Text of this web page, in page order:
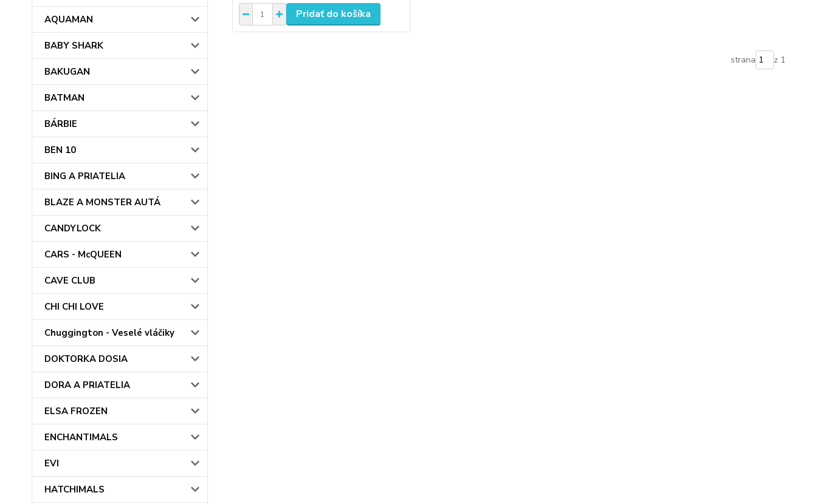
AQUAMAN
BABY SHARK
BAKUGAN
BATMAN
BÁRBIE
BEN 10
BING A PRIATELIA
BLAZE A MONSTER AUTÁ
CANDYLOCK
CARS - McQUEEN
CAVE CLUB
CHI CHI LOVE
Chuggington - Veselé vláčiky
DOKTORKA DOSIA
DORA A PRIATELIA
ELSA FROZEN
ENCHANTIMALS
EVI
HATCHIMALS
Pridať do košíka
strana z 1